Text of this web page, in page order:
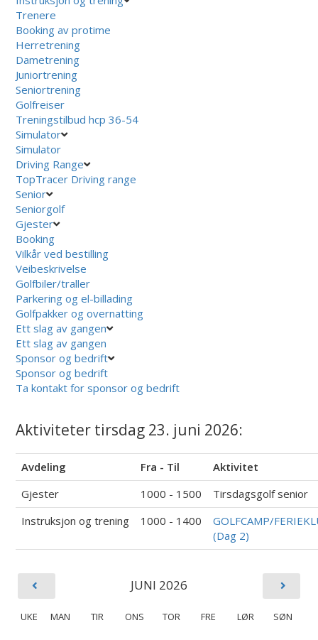
Trenere
Booking av protime
Herretrening
Dametrening
Juniortrening
Seniortrening
Golfreiser
Treningstilbud hcp 36-54
Simulator
Simulator
Driving Range
TopTracer Driving range
Senior
Seniorgolf
Gjester
Booking
Vilkår ved bestilling
Veibeskrivelse
Golfbiler/traller
Parkering og el-billading
Golfpakker og overnatting
Ett slag av gangen
Ett slag av gangen
Sponsor og bedrift
Sponsor og bedrift
Ta kontakt for sponsor og bedrift
Aktiviteter tirsdag 23. juni 2026:
Avdeling Fra - Til
Aktivitet
Gjester
1000 - 1500
Tirsdagsgolf senior
Instruksjon og trening
1000 - 1400
GOLFCAMP/
(Dag 2)
JUNI 2026
UKE MAN TIR ONS TOR FRE LØR SØN